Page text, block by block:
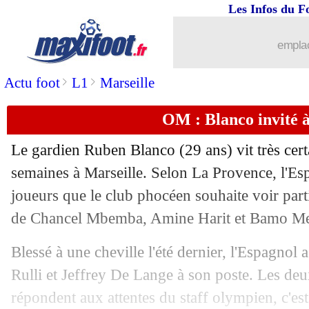
Actu foot> L1 > Marseille
Les Infos du
OM : Blanco invité
Le gardien Ruben Blanco (29 ans) vit très
semaines à Marseille. Selon La Provence,
joueurs que le club phocéen souhaite voir
de Chancel Mbemba, Amine Harit et Bamo
Blessé à une cheville l'été dernier, l'Espagnol
Rulli et Jeffrey De Lange à son poste. Les
répondent aux attentes du staff olympien,
Man City : Guardiola ne lâchera rien
28/12 Ita.: le Genoa de Vieira se reprend
28/12 Séville: Barco va retourner à Brighton
28/12 Liverpool: Chiesa déjà sur le départ ?
28/12 PSG : Milan se renseigne pour Kolo
28/12 Monaco: le buteur attendu déniché
Genoa: Balotelli pourrait déjà partir